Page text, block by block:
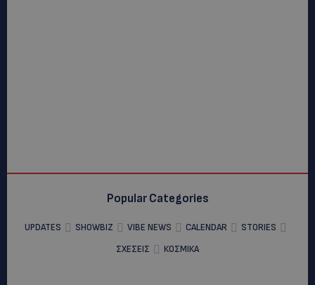
Popular Categories
UPDATES SHOWBIZ VIBE NEWS CALENDAR
STORIES
ΣΧΕΣΕΙΣ
ΚΟΣΜΙΚΑ